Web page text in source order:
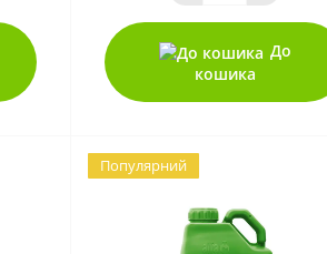
До
кошика
Популярний